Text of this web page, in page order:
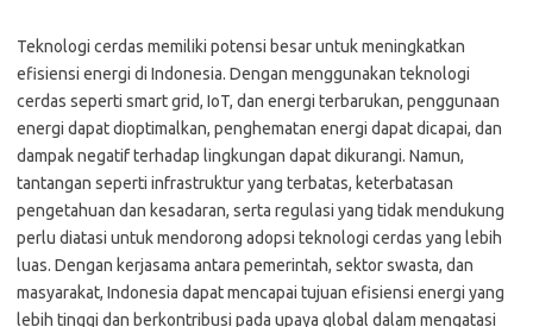
Teknologi cerdas memiliki potensi besar untuk meningkatkan
efisiensi energi di Indonesia. Dengan menggunakan teknologi
cerdas seperti smart grid, IoT, dan energi terbarukan, penggunaan
energi dapat dioptimalkan, penghematan energi dapat dicapai, dan
dampak negatif terhadap lingkungan dapat dikurangi. Namun,
tantangan seperti infrastruktur yang terbatas, keterbatasan
pengetahuan dan kesadaran, serta regulasi yang tidak mendukung
perlu diatasi untuk mendorong adopsi teknologi cerdas yang lebih
luas. Dengan kerjasama antara pemerintah, sektor swasta, dan
masyarakat, Indonesia dapat mencapai tujuan efisiensi energi yang
lebih tinggi dan berkontribusi pada upaya global dalam mengatasi